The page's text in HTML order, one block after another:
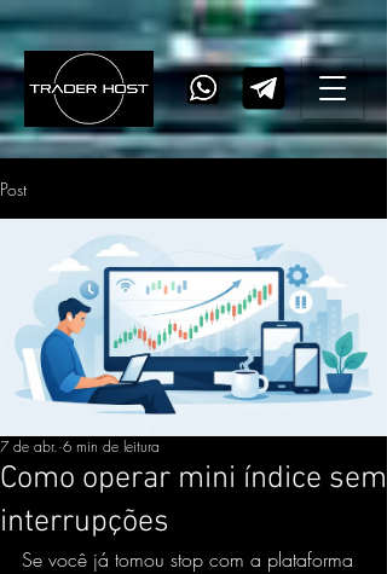
Post
Como operar mini índice sem
interrupções
7 de abr. 6 min de leitura
Se você já tomou stop com a plataforma